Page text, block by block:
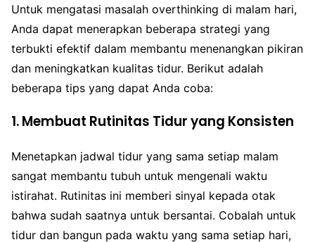
Untuk mengatasi masalah overthinking di malam hari,
Anda dapat menerapkan beberapa strategi yang
terbukti efektif dalam membantu menenangkan pikiran
dan meningkatkan kualitas tidur. Berikut adalah
beberapa tips yang dapat Anda coba:
1. Membuat Rutinitas Tidur yang Konsisten
Menetapkan jadwal tidur yang sama setiap malam
sangat membantu tubuh untuk mengenali waktu
istirahat. Rutinitas ini memberi sinyal kepada otak
bahwa sudah saatnya untuk bersantai. Cobalah untuk
tidur dan bangun pada waktu yang sama setiap hari,